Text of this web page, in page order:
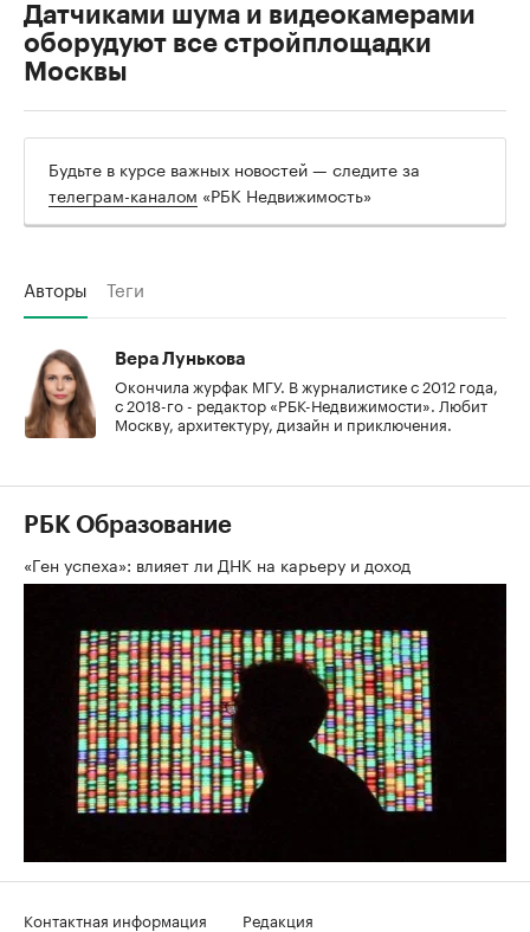
Датчиками шума и видеокамерами
оборудуют все стройплощадки
Москвы
Будьте в курсе важных новостей — следите за
телеграм-каналом «РБК Недвижимость»
Авторы Теги
Вера Лунькова
Окончила журфак МГУ. В журналистике с 2012 года,
с 2018-го - редактор «РБК-Недвижимости». Любит
Москву, архитектуру, дизайн и приключения.
РБК Образование
«Ген успеха»: влияет ли ДНК на карьеру и доход
Контактная информация
Редакция